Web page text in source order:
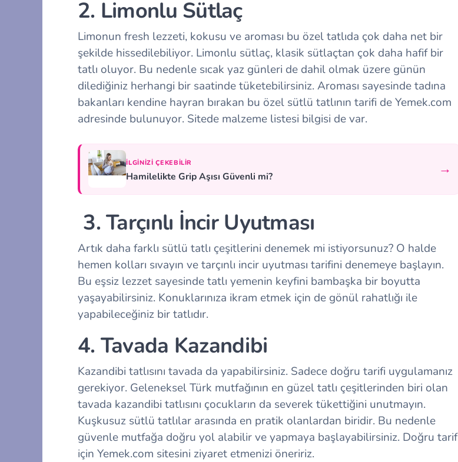
2. Limonlu Sütlaç
Limonun fresh lezzeti, kokusu ve aroması bu özel tatlıda çok daha net bir
şekilde hissedilebiliyor. Limonlu sütlaç, klasik sütlaçtan çok daha hafif bir
tatlı oluyor. Bu nedenle sıcak yaz günleri de dahil olmak üzere günün
dilediğiniz herhangi bir saatinde tüketebilirsiniz. Aroması sayesinde tadına
bakanları kendine hayran bırakan bu özel sütlü tatlının tarifi de Yemek.com
adresinde bulunuyor. Sitede malzeme listesi bilgisi de var.
İLGINIZI ÇEKEBILIR
Hamilelikte Grip Aşısı Güvenli mi? →
3. Tarçınlı İncir Uyutması
Artık daha farklı sütlü tatlı çeşitlerini denemek mi istiyorsunuz? O halde
hemen kolları sıvayın ve tarçınlı incir uyutması tarifini denemeye başlayın.
Bu eşsiz lezzet sayesinde tatlı yemenin keyfini bambaşka bir boyutta
yaşayabilirsiniz. Konuklarınıza ikram etmek için de gönül rahatlığı ile
yapabileceğiniz bir tatlıdır.
4. Tavada Kazandibi
Kazandibi tatlısını tavada da yapabilirsiniz. Sadece doğru tarifi uygulamanız
gerekiyor. Geleneksel Türk mutfağının en güzel tatlı çeşitlerinden biri olan
tavada kazandibi tatlısını çocukların da severek tükettiğini unutmayın.
Kuşkusuz sütlü tatlılar arasında en pratik olanlardan biridir. Bu nedenle
güvenle mutfağa doğru yol alabilir ve yapmaya başlayabilirsiniz. Doğru tarif
için Yemek.com sitesini ziyaret etmenizi öneririz.